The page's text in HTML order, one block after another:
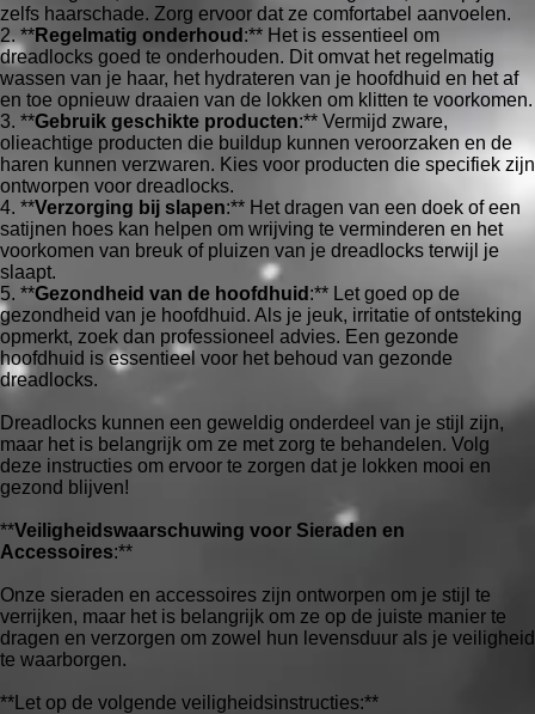
zelfs haarschade. Zorg ervoor dat ze comfortabel aanvoelen.
2. **Regelmatig onderhoud :** Het is essentieel om
dreadlocks goed te onderhouden. Dit omvat het regelmatig
wassen van je haar, het hydrateren van je hoofdhuid en het af
en toe opnieuw draaien van de lokken om klitten te voorkomen.
3. **Gebruik geschikte producten:** Vermijd zware,
olieachtige producten die buildup kunnen veroorzaken en de
haren kunnen verzwaren. Kies voor producten die specifiek zijn
ontworpen voor dreadlocks.
4. **Verzorging bij slapen:** Het dragen van een doek of een
satijnen hoes kan helpen om wrijving te verminderen en het
voorkomen van breuk of pluizen van je dreadlocks terwijl je
slaapt.
5. **Gezondheid van de hoofdhuid :** Let goed op de
gezondheid van je hoofdhuid. Als je jeuk, irritatie of ontsteking
opmerkt, zoek dan professioneel advies. Een gezonde
hoofdhuid is essentieel voor het behoud van gezonde
dreadlocks.
Dreadlocks kunnen een geweldig onderdeel van je stijl zijn,
maar het is belangrijk om ze met zorg te behandelen. Volg
deze instructies om ervoor te zorgen dat je lokken mooi en
gezond blijven!
**Veiligheidswaarschuwing voor Sieraden en
Accessoires:**
Onze sieraden en accessoires zijn ontworpen om je stijl te
verrijken, maar het is belangrijk om ze op de juiste manier te
dragen en verzorgen om zowel hun levensduur als je veiligheid
te waarborgen.
**Let op de volgende veiligheidsinstructies:**